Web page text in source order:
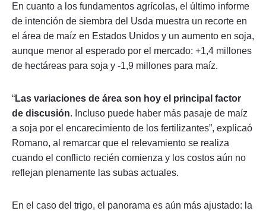
En cuanto a los fundamentos agrícolas, el último informe
de intención de siembra del Usda muestra un recorte en
el área de maíz en Estados Unidos y un aumento en soja,
aunque menor al esperado por el mercado: +1,4 millones
de hectáreas para soja y -1,9 millones para maíz.
“Las variaciones de área son hoy el principal factor
de discusión. Incluso puede haber más pasaje de maíz
a soja por el encarecimiento de los fertilizantes”, explicaó
Romano, al remarcar que el relevamiento se realiza
cuando el conflicto recién comienza y los costos aún no
reflejan plenamente las subas actuales.
En el caso del trigo, el panorama es aún más ajustado: la